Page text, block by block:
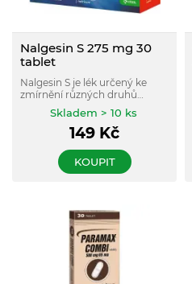
Nalgesin S 275 mg 30
tablet
Nalgesin S je lék určený ke
zmírnění různých druhů
bolesti (hlavy, zubů, zad,
menstruační bolest), k léčbě
zánětu a proti horečce.
Skladem > 10 ks
149 Kč
KOUPIT